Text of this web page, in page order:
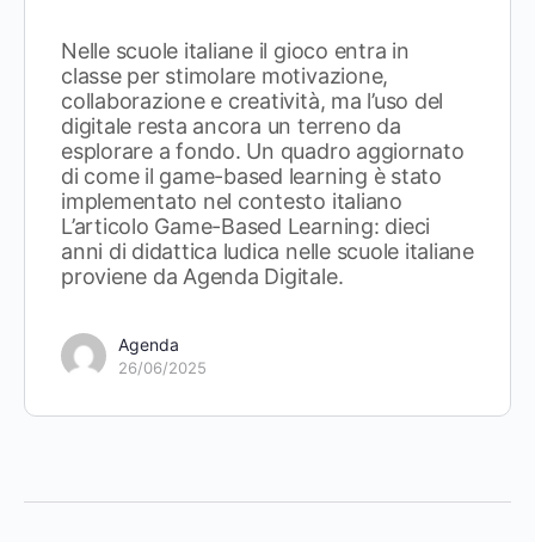
Nelle scuole italiane il gioco entra in
classe per stimolare motivazione,
collaborazione e creatività, ma l’uso del
digitale resta ancora un terreno da
esplorare a fondo. Un quadro aggiornato
di come il game-based learning è stato
implementato nel contesto italiano
L’articolo Game-Based Learning: dieci
anni di didattica ludica nelle scuole italiane
proviene da Agenda Digitale.
Agenda
26/06/2025